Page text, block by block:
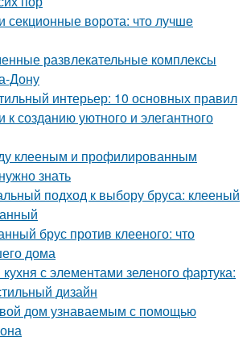
секционные ворота: что лучше
развлекательные комплексы
Дону
интерьер: 10 основных правил
созданию уютного и элегантного
клееным и профилированным
знать
подход к выбору бруса: клееный
брус против клееного: что
дома
с элементами зеленого фартука:
дизайн
дом узнаваемым с помощью